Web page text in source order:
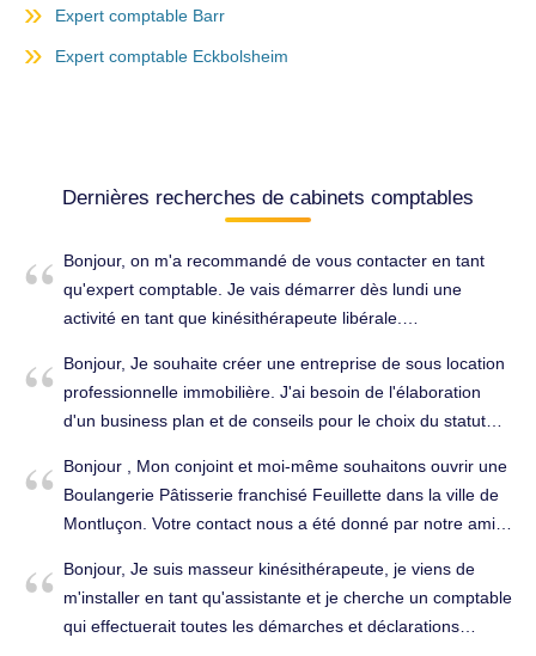
Expert comptable Barr
Expert comptable Eckbolsheim
Dernières recherches de cabinets comptables
Bonjour, on m'a recommandé de vous contacter en tant
qu'expert comptable. Je vais démarrer dès lundi une
activité en tant que kinésithérapeute libérale.
Schiltigheim (67300).
Bonjour, Je souhaite créer une entreprise de sous location
professionnelle immobilière. J'ai besoin de l'élaboration
d'un business plan et de conseils pour le choix du statut
afin de mener à bien ce projet. Cordialement. Conseils
(juridique, fiscal, social...) à Schiltigheim (67300).
Bonjour , Mon conjoint et moi-même souhaitons ouvrir une
Boulangerie Pâtisserie franchisé Feuillette dans la ville de
Montluçon. Votre contact nous a été donné par notre ami,
financement et souhaitons être accompagnés par un
expert comptable. Pouvez-vous nous communiquer vos
disponibilités pour un rendez-vous svp ? Bien à vous.
Bonjour, Je suis masseur kinésithérapeute, je viens de
m'installer en tant qu'assistante et je cherche un comptable
qui effectuerait toutes les démarches et déclarations